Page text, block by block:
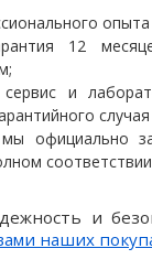
12
и
официально
и
наших